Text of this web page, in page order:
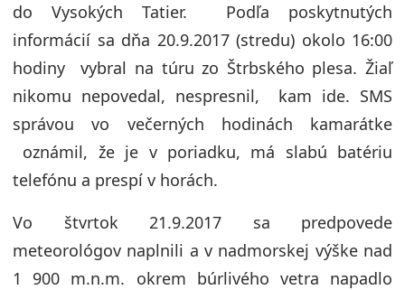
do Vysokých Tatier. Podľa poskytnutých
informácií sa dňa 20.9.2017 (stredu) okolo 16:00
hodiny vybral na túru zo Štrbského plesa. Žiaľ
nikomu nepovedal, nespresnil, kam ide. SMS
správou vo večerných hodinách kamarátke
oznámil, že je v poriadku, má slabú batériu
telefónu a prespí v horách.
Vo štvrtok 21.9.2017 sa predpovede
meteorológov naplnili a v nadmorskej výške nad
1 900 m.n.m. okrem búrlivého vetra napadlo